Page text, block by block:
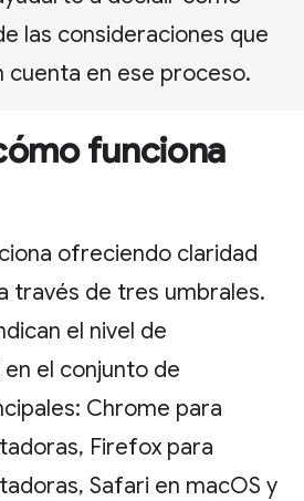
las consideraciones que
cuenta en ese proceso.
funciona
ofreciendo claridad
través de tres umbrales.
el nivel de
el conjunto de
Chrome para
Firefox para
Safari en macOS y